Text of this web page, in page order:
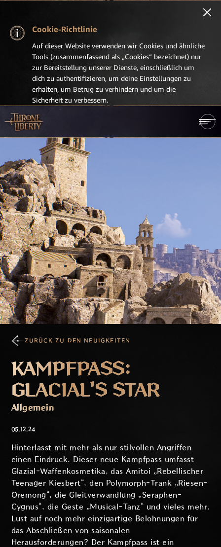
Cookie-Richtlinie
Auf dieser Website verwenden wir Cookies und ähnliche
Tools (zusammenfassend als „Cookies“ bezeichnet) nur
zur Bereitstellung unserer Dienste, einschließlich um
dich zu authentifizieren, um deine Einstellungen zu
erhalten, um Betrug zu verhindern und um die
Sicherheit zu verbessern.
ZURÜCK ZU DEN NEUIGKEITEN
KAMPFPASS:
GLACIAL'S STAR
Allgemein
05.12.24
Hinterlasst mit mehr als nur stilvollen Angriffen
einen Eindruck. Dieser neue Kampfpass umfasst
Glazial-Waffenkosmetika, das Amitoi „Rebellischer
Teenager Kiesbert“, den Polymorph-Trank „Riesen-
Oremong“, die Gleitverwandlung „Seraphen-
Cygnus“, die Geste „Musical-Tanz“ und vieles mehr.
Lust auf noch mehr einzigartige Belohnungen für
das Abschließen von saisonalen
Herausforderungen? Der Kampfpass ist ein